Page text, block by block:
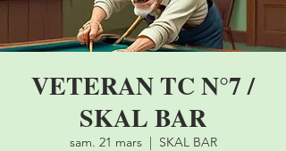
VETERAN TC N°7 /
SKAL BAR
sam. 21 mars
  |
SKAL BAR